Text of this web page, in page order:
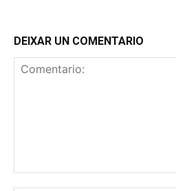
DEIXAR UN COMENTARIO